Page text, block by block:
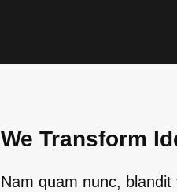
We Transform
Nam quam nunc,